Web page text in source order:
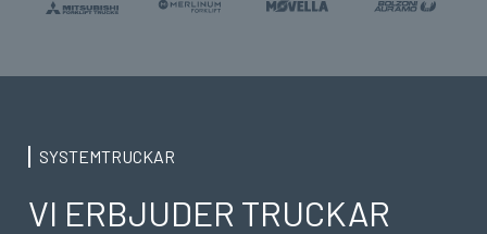
SYSTEMTRUCKAR
VI ERBJUDER TRUCKAR